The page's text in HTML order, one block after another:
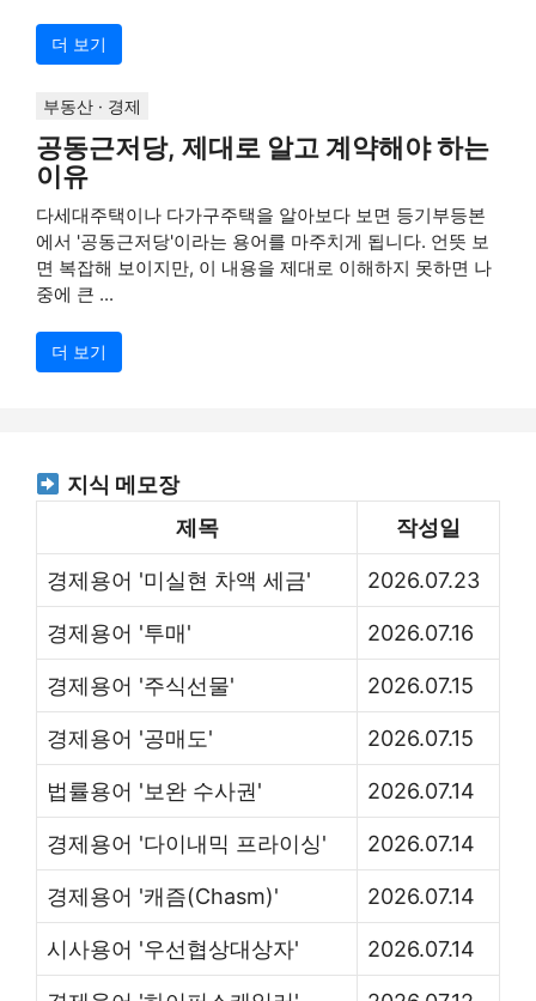
더 보기
부동산 · 경제
공동근저당, 제대로 알고 계약해야 하는
이유
다세대주택이나 다가구주택을 알아보다 보면 등기부등본
에서 '공동근저당'이라는 용어를 마주치게 됩니다. 언뜻 보
면 복잡해 보이지만, 이 내용을 제대로 이해하지 못하면 나
중에 큰 ...
더 보기
지식 메모장
제목
작성일
경제용어 '미실현 차액 세금' 2026.07.23
경제용어 '투매' 2026.07.16
경제용어 '주식선물' 2026.07.15
경제용어 '공매도' 2026.07.15
법률용어 '보완 수사권' 2026.07.14
경제용어 '다이내믹 프라이싱' 2026.07.14
경제용어 '캐즘(Chasm)' 2026.07.14
시사용어 '우선협상대상자' 2026.07.14